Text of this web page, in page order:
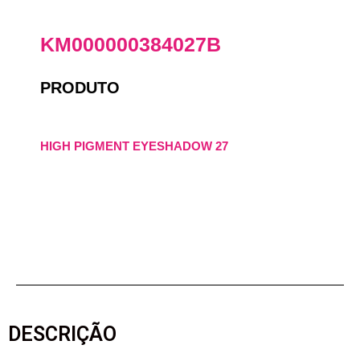
KM000000384027B
PRODUTO
HIGH PIGMENT EYESHADOW 27
DESCRIÇÃO